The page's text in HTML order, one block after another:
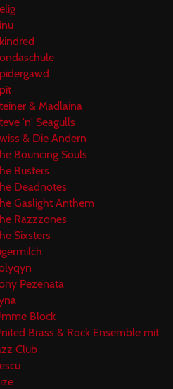
& Madlaina
'n' Seagulls
& Die Andern
Bouncing Souls
Busters
Deadnotes
Gaslight Anthem
Razzzones
Sixsters
Pezenata
Block
Brass & Rock Ensemble mit
Club